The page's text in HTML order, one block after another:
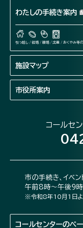
わたしの手続き案内
引っ越し / 結婚 / 離婚 / 出産 / おくやみ等の
施設マップ
市役所案内
コールセ
市の手続き、イベ
午前8時～午後9
※令和8年10月1日よ
コールセンターのペー